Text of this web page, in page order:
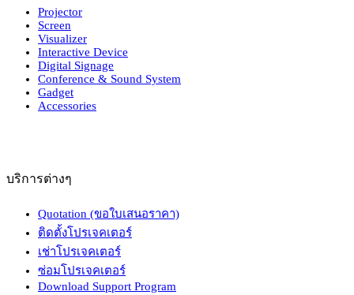
Projector
Screen
Visualizer
Interactive Device
Digital Signage
Conference & Sound System
Gadget
Accessories
บริการต่างๆ
Quotation (ขอใบเสนอราคา)
ติดตั้งโปรเจคเตอร์
เช่าโปรเจคเตอร์
ซ่อมโปรเจคเตอร์
Download Support Program